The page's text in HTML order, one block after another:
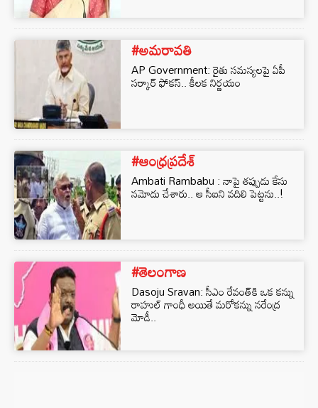
#అమరావతి
AP Government: రైతు సమస్యలపై ఏపీ
సర్కార్‌ ఫోకస్‌.. కీలక నిర్ణయం
#ఆంధ్రప్రదేశ్
Ambati Rambabu : నాపై తప్పుడు కేసు
నమోదు చేశారు.. ఆ సీఐని వదిలి పెట్టను..!
#తెలంగాణ
Dasoju Sravan: సీఎం రేవంత్‌కి ఒక కన్ను
రాహుల్ గాంధీ అయితే మరోకన్ను నరేంద్ర
మోడీ..